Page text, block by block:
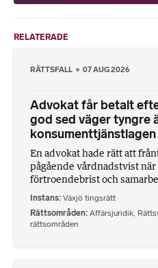
RELATERADE
RÄTTSFALL 07 AUG 2026
Advokat får betalt
god sed väger tyngre
konsumenttjänstlagen
En advokat hade rätt att
pågående vårdnadstvist
förtroendebrist och
Instans Växjö tingsrätt
Rättsområden Affärsjuridik
rättsområden